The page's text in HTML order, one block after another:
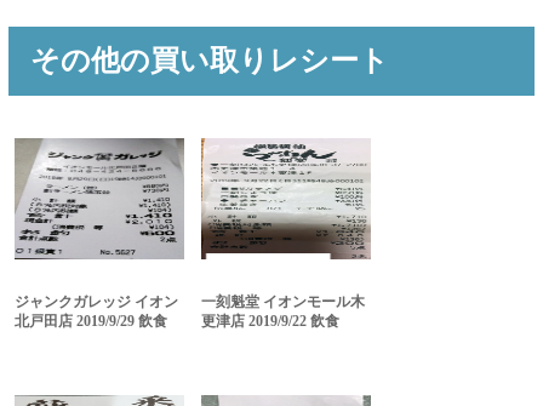
その他の買い取りレシート
ジャンクガレッジ イオン
北戸田店 2019/9/29 飲食
一刻魁堂 イオンモール木
更津店 2019/9/22 飲食